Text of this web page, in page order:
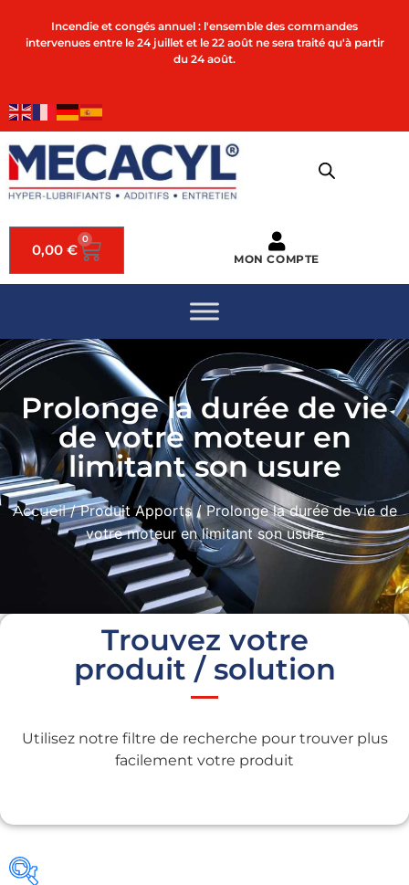
Incendie et congés annuel : l'ensemble des commandes
intervenues entre le 24 juillet et le 22 août ne sera traité qu'à partir
du 24 août.
0,00 €
0
MON COMPTE
Prolonge la durée de vie
de votre moteur en
limitant son usure
Accueil/ Produit Apports / Prolonge la durée de vie de
votre moteur en limitant son usure
Trouvez votre
produit / solution
Utilisez notre filtre de recherche pour trouver plus
facilement votre produit